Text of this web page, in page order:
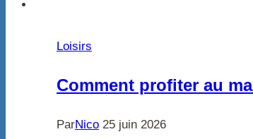
Loisirs
Comment profiter au
ParNico 25 juin 2026